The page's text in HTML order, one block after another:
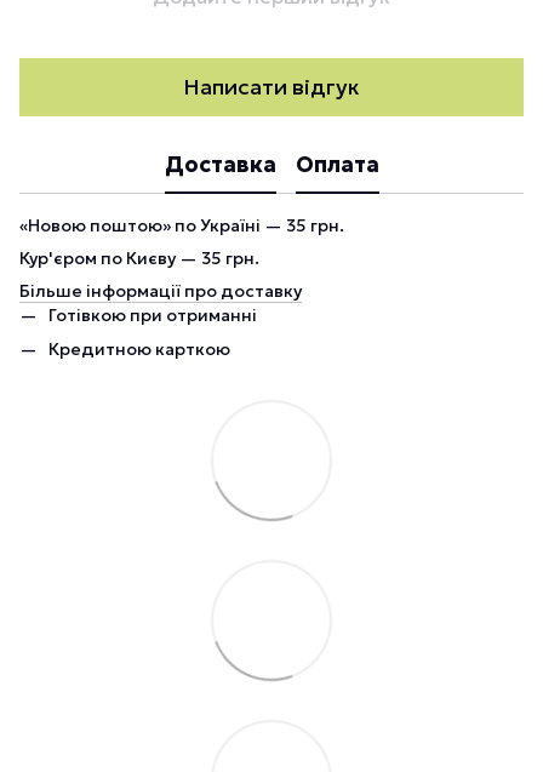
Написати відгук
Доставка Оплата
«Новою поштою» по Україні — 35 грн.
Кур'єром по Києву — 35 грн.
Більше інформації про доставку
Готівкою при отриманні
Кредитною карткою